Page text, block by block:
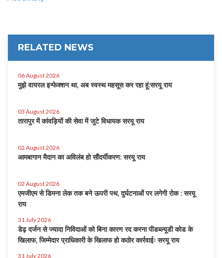
RELATED NEWS
06 August 2026
मुझे वायरल इन्फेक्शन था, अब स्वस्थ महसूस कर रहा हूं:सरयू राय
03 August 2026
तारापुर में कांवड़ियों की सेवा में जुटे विधायक सरयू राय
02 August 2026
आमबागान मैदान का अविलंब हो सौंदर्यीकरण: सरयू राय
02 August 2026
एमजीएम से डिमना लेक तक बने ऊपरी पथ, दुर्घटनाओं पर लगेगी रोक : सरयू
राय
31 July 2026
डेढ़ दर्जन से ज्यादा निविदाओं को बिना कारण रद करना पीडब्ल्यूडी कोड के
खिलाफ, जिम्मेदार प्राधिकारी के खिलाफ हो कठोर कार्रवाईः सरयू राय
31 July 2026